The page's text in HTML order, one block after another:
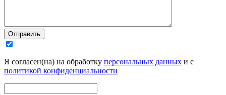
Отправить
Я согласен(на) на обработку персональных данных и с
политикой конфиденциальности